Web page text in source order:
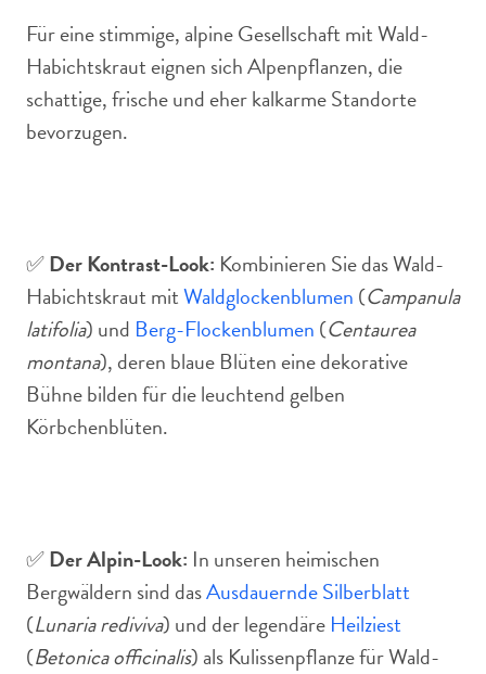
Für eine stimmige, alpine Gesellschaft mit Wald-
Habichtskraut eignen sich Alpenpflanzen, die
schattige, frische und eher kalkarme Standorte
bevorzugen.
✅Der Kontrast-Look: Kombinieren Sie das Wald-
Habichtskraut mitWaldglockenblumen (Campanula
latifolia) und Berg-Flockenblumen (Centaurea
montana), deren blaue Blüten eine dekorative
Bühne bilden für die leuchtend gelben
Körbchenblüten.
✅Der Alpin-Look: In unseren heimischen
Bergwäldern sind dasAusdauernde Silberblatt
(Lunaria rediviva) und der legendäre Heilziest
(Betonica officinalis) als Kulissenpflanze für Wald-